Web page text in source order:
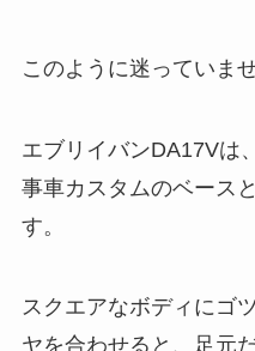
このように迷っていませ
エブリイバンDA17Vは
事車カスタムのベース
す。
スクエアなボディにゴ
ヤを合わせると、足元